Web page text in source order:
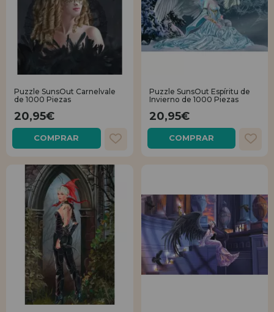
Puzzle SunsOut Carnelvale
de 1000 Piezas
20,95€
COMPRAR
Puzzle SunsOut Espíritu de
Invierno de 1000 Piezas
20,95€
COMPRAR